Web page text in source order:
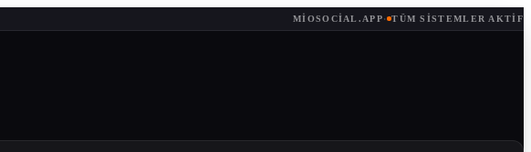
MIOSOCIAL.APP· TÜM SISTEMLER AKTIF